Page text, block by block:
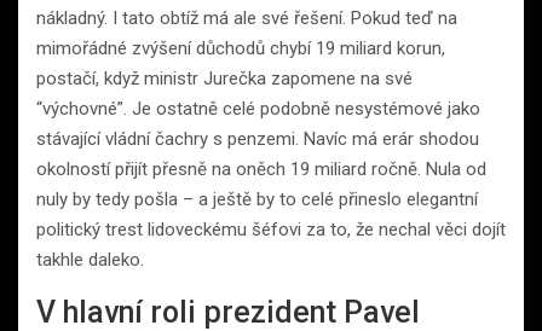
nákladný. I tato obtíž má ale své řešení. Pokud teď na
mimořádné zvýšení důchodů chybí 19 miliard korun,
postačí, když ministr Jurečka zapomene na své
“výchovné”. Je ostatně celé podobně nesystémové jako
stávající vládní čachry s penzemi. Navíc má erár shodou
okolností přijít přesně na oněch 19 miliard ročně. Nula od
nuly by tedy pošla – a ještě by to celé přineslo elegantní
politický trest lidoveckému šéfovi za to, že nechal věci dojít
takhle daleko.
V hlavní roli prezident Pavel